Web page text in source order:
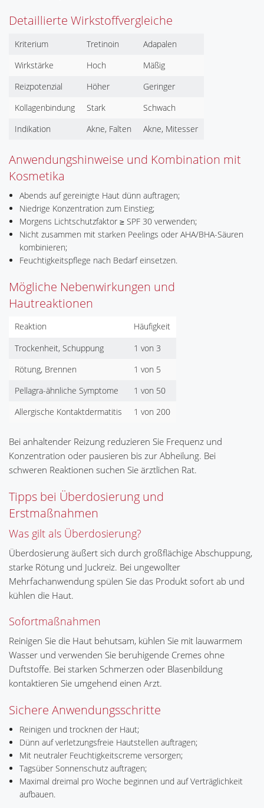
Detaillierte Wirkstoffvergleiche
Kriterium Tretinoin
Adapalen
Wirkstärke
Hoch
Mäßig
Reizpotenzial
Höher
Geringer
Kollagenbindung
Stark
Schwach
Indikation
Akne, Falten Akne, Mitesser
Anwendungshinweise und Kombination mit
Kosmetika
Abends auf gereinigte Haut dünn auftragen;
Niedrige Konzentration zum Einstieg;
Morgens Lichtschutzfaktor ≥ SPF 30 verwenden;
Nicht zusammen mit starken Peelings oder AHA/BHA-Säuren
kombinieren;
Feuchtigkeitspflege nach Bedarf einsetzen.
Mögliche Nebenwirkungen und
Hautreaktionen
Reaktion
Häufigkeit
Trockenheit, Schuppung
1 von 3
Rötung, Brennen
1 von 5
Pellagra-ähnliche Symptome
1 von 50
Allergische Kontaktdermatitis
1 von 200
Bei anhaltender Reizung reduzieren Sie Frequenz und
Konzentration oder pausieren bis zur Abheilung. Bei
schweren Reaktionen suchen Sie ärztlichen Rat.
Tipps bei Überdosierung und
Erstmaßnahmen
Was gilt als Überdosierung?
Überdosierung äußert sich durch großflächige Abschuppung,
starke Rötung und Juckreiz. Bei ungewollter
Mehrfachanwendung spülen Sie das Produkt sofort ab und
kühlen die Haut.
Sofortmaßnahmen
Reinigen Sie die Haut behutsam, kühlen Sie mit lauwarmem
Wasser und verwenden Sie beruhigende Cremes ohne
Duftstoffe. Bei starken Schmerzen oder Blasenbildung
kontaktieren Sie umgehend einen Arzt.
Sichere Anwendungsschritte
Reinigen und trocknen der Haut;
Dünn auf verletzungsfreie Hautstellen auftragen;
Mit neutraler Feuchtigkeitscreme versorgen;
Tagsüber Sonnenschutz auftragen;
Maximal dreimal pro Woche beginnen und auf Verträglichkeit
aufbauen.